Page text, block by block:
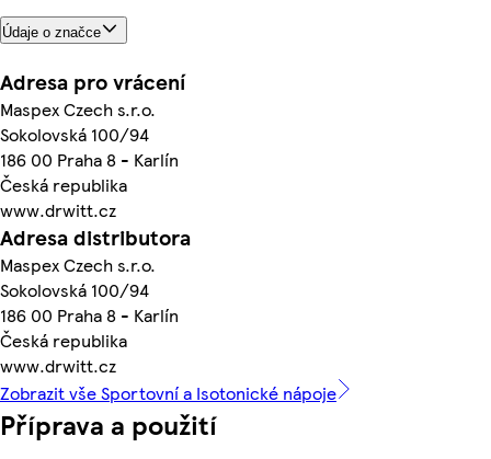
Údaje o značce
Adresa pro vrácení
Maspex Czech s.r.o.
Sokolovská 100/94
186 00 Praha 8 - Karlín
Česká republika
www.drwitt.cz
Adresa distributora
Maspex Czech s.r.o.
Sokolovská 100/94
186 00 Praha 8 - Karlín
Česká republika
www.drwitt.cz
Zobrazit vše Sportovní a Isotonické nápoje
Příprava a použití